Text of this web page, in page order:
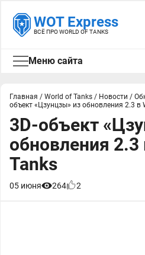
WOT Express
ВСЁ ПРО WORLD OF TANKS
Меню сайта
Главная / World of Tanks / Новости /
объект «Цзунцзы» из обновления 2.3 в
3D-объект
обновления 2.3
Tanks
05 июня 264 2